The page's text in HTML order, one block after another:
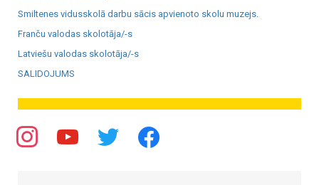
Smiltenes vidusskolā darbu sācis apvienoto skolu muzejs.
Franču valodas skolotāja/-s
Latviešu valodas skolotāja/-s
SALIDOJUMS